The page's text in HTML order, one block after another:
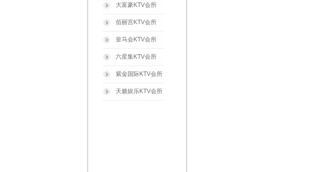
大富豪KTV会所
佰丽宫KTV会所
皇马会KTV会所
六星集KTV会所
紫金国际KTV会所
天籁娱乐KTV会所